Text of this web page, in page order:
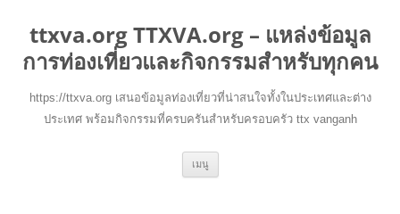
ttxva.org TTXVA.org – แหล่งข้อมูล
การท่องเที่ยวและกิจกรรมสำหรับทุกคน
https://ttxva.org เสนอข้อมูลท่องเที่ยวที่น่าสนใจทั้งในประเทศและต่าง
ประเทศ พร้อมกิจกรรมที่ครบครันสำหรับครอบครัว ttx vanganh
เมนู